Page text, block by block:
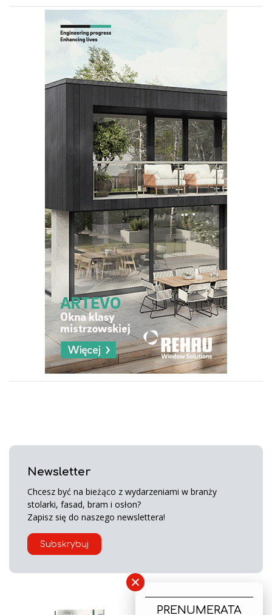
Newsletter
Chcesz być na bieżąco z wydarzeniami w branży
stolarki, fasad, bram i osłon?
Zapisz się do naszego newslettera!
Subskrybuj
×
PRENUMERATA